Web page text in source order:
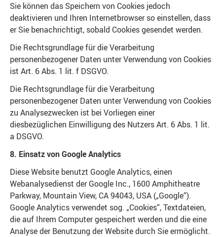
Sie können das Speichern von Cookies jedoch
deaktivieren und Ihren Internetbrowser so einstellen, dass
er Sie benachrichtigt, sobald Cookies gesendet werden.
Die Rechtsgrundlage für die Verarbeitung
personenbezogener Daten unter Verwendung von Cookies
ist Art. 6 Abs. 1 lit. f DSGVO.
Die Rechtsgrundlage für die Verarbeitung
personenbezogener Daten unter Verwendung von Cookies
zu Analysezwecken ist bei Vorliegen einer
diesbezüglichen Einwilligung des Nutzers Art. 6 Abs. 1 lit.
a DSGVO.
8. Einsatz von Google Analytics
Diese Website benutzt Google Analytics, einen
Webanalysedienst der Google Inc., 1600 Amphitheatre
Parkway, Mountain View, CA 94043, USA („Google“).
Google Analytics verwendet sog. „Cookies“, Textdateien,
die auf Ihrem Computer gespeichert werden und die eine
Analyse der Benutzung der Website durch Sie ermöglicht.